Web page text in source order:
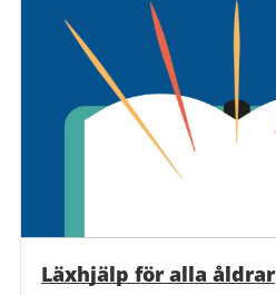
Läxhjälp för alla åldrar